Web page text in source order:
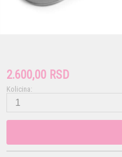
2.600,00 RSD
Kolicina: